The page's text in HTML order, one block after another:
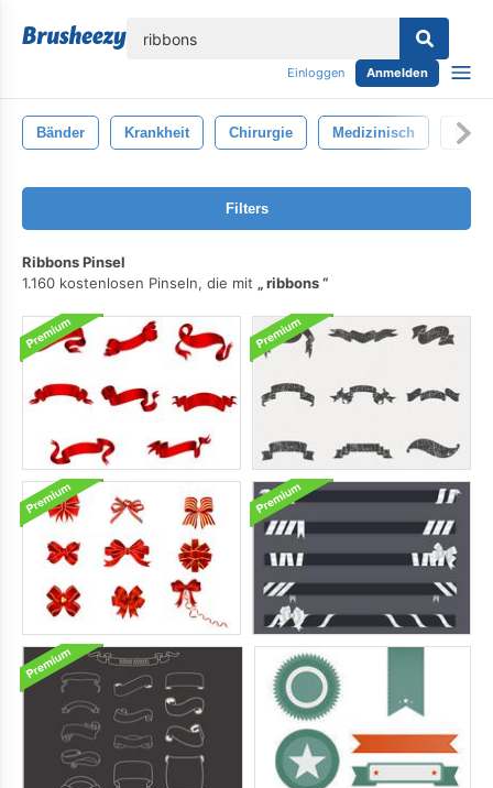
Einloggen Anmelden
Bänder Krankheit Chirurgie Medizinisch
Filters
Ribbons Pinsel
1.160 kostenlosen Pinseln, die mit
ribbons